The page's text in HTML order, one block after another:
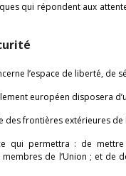
qui répondent aux
l’espace de liberté, de
européen disposera
frontières extérieures de
qui permettra : de
de l’Union ; et de